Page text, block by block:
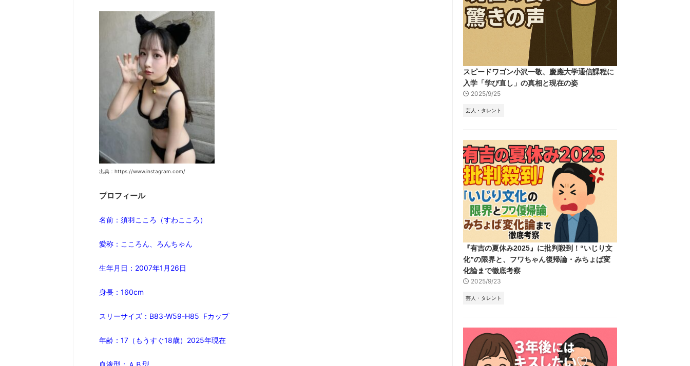
出典：https://www.instagram.com/
プロフィール
名前：須羽こころ（すわこころ）
愛称：こころん、ろんちゃん
生年月日：2007年1月26日
身長：160cm
スリーサイズ：B83-W59-H85 Fカップ
年齢：17（もうすぐ18歳）2025年現在
スピードワゴン小沢一敬、慶應大学通信課程に
入学「学び直し」の真相と現在の姿
2025/9/25
芸人・タレント
『有吉の夏休み2025』に批判殺到！“いじり文
化”の限界と、フワちゃん復帰論・みちょぱ変
化論まで徹底考察
2025/9/23
芸人・タレント